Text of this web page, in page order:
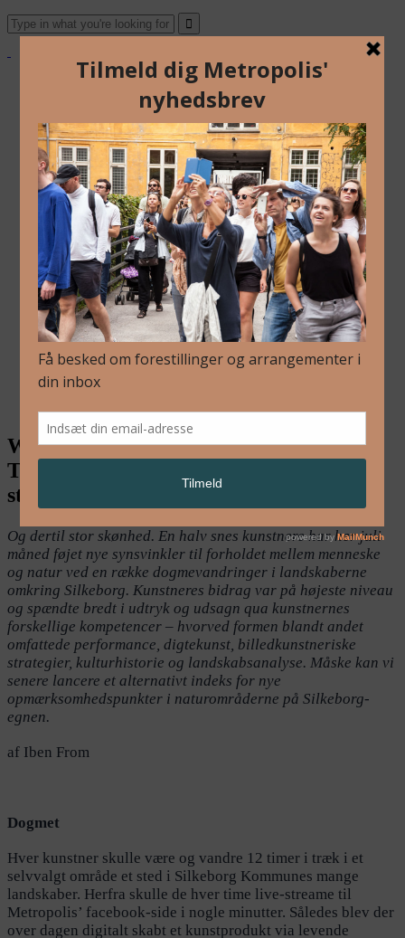
Blog
Arkiv
Nyhedsbrev
Kalender
Kontakt
Dansk
Om Os
Blog
Arkiv
Nyhedsbrev
Kalender
Dansk
Walking Landscapes Silkeborg:
Tankevækkende synsvinkler og
statements
Og dertil stor skønhed. En halv snes kunstnere har her juli
måned føjet nye synsvinkler til forholdet mellem menneske
og natur ved en række dogmevandringer i landskaberne
omkring Silkeborg. Kunstneres bidrag var på højeste niveau
og spændte bredt i udtryk og udsagn qua kunstnernes
forskellige kompetencer – hvorved formen blandt andet
omfattede performance, digtekunst, billedkunstneriske
strategier, kulturhistorie og landskabsanalyse. Måske kan vi
senere lancere et alternativt indeks for nye
opmærksomhedspunkter i naturområderne på Silkeborg-
egnen.
af Iben From
Dogmet
Hver kunstner skulle være og vandre 12 timer i træk i et
selvvalgt område et sted i Silkeborg Kommunes mange
landskaber. Herfra skulle de hver time live-streame til
Metropolis’ facebook-side i nogle minutter. Således blev der
over dagen digitalt skabt et kunstprodukt via levende